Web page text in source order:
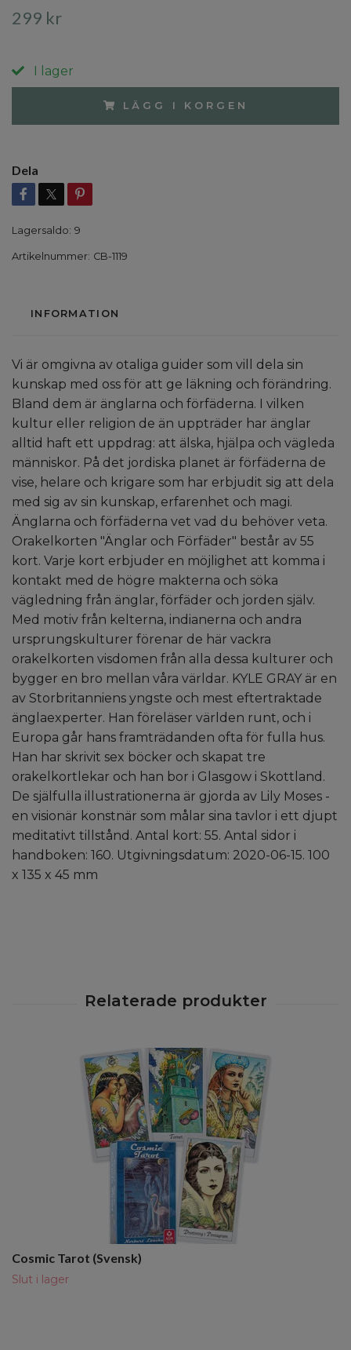
299 kr
I lager
LÄGG I KORGEN
Dela
Lagersaldo: 9
Artikelnummer: CB-1119
INFORMATION
Vi är omgivna av otaliga guider som vill dela sin
kunskap med oss för att ge läkning och förändring.
Bland dem är änglarna och förfäderna. I vilken
kultur eller religion de än uppträder har änglar
alltid haft ett uppdrag: att älska, hjälpa och vägleda
människor. På det jordiska planet är förfäderna de
vise, helare och krigare som har erbjudit sig att dela
med sig av sin kunskap, erfarenhet och magi.
Änglarna och förfäderna vet vad du behöver veta.
Orakelkorten "Änglar och Förfäder" består av 55
kort. Varje kort erbjuder en möjlighet att komma i
kontakt med de högre makterna och söka
vägledning från änglar, förfäder och jorden själv.
Med motiv från kelterna, indianerna och andra
ursprungskulturer förenar de här vackra
orakelkorten visdomen från alla dessa kulturer och
bygger en bro mellan våra världar. KYLE GRAY är en
av Storbritanniens yngste och mest eftertraktade
änglaexperter. Han föreläser världen runt, och i
Europa går hans framträdanden ofta för fulla hus.
Han har skrivit sex böcker och skapat tre
orakelkortlekar och han bor i Glasgow i Skottland.
De själfulla illustrationerna är gjorda av Lily Moses -
en visionär konstnär som målar sina tavlor i ett djupt
meditativt tillstånd. Antal kort: 55. Antal sidor i
handboken: 160. Utgivningsdatum: 2020-06-15. 100
x 135 x 45 mm
Cosmic Tarot (Svensk)
Slut i lager